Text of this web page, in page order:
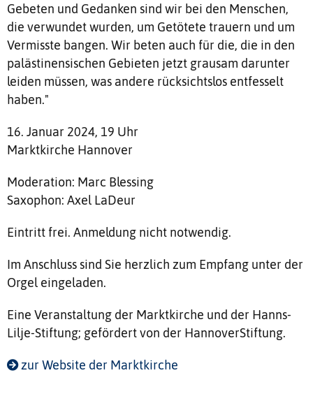
Gebeten und Gedanken sind wir bei den Menschen,
die verwundet wurden, um Getötete trauern und um
Vermisste bangen. Wir beten auch für die, die in den
palästinensischen Gebieten jetzt grausam darunter
leiden müssen, was andere rücksichtslos entfesselt
haben."
16. Januar 2024, 19 Uhr
Marktkirche Hannover
Moderation: Marc Blessing
Saxophon: Axel LaDeur
Eintritt frei. Anmeldung nicht notwendig.
Im Anschluss sind Sie herzlich zum Empfang unter der
Orgel eingeladen.
Eine Veranstaltung der Marktkirche und der Hanns-
Lilje-Stiftung; gefördert von der HannoverStiftung.
zur Website der Marktkirche